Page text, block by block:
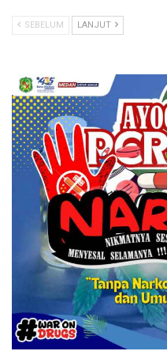
SEBELUM LANJUT